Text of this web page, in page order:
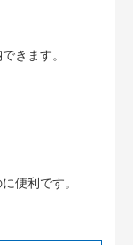
きます。
便利です。